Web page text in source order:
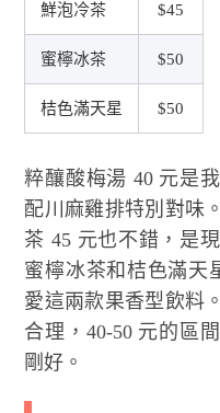
鮮泡冷茶 $45
蜜檸冰茶 $50
桔色滿天星 $50
粹釀酸梅湯 40 元是
配川麻雞排特別對味
茶 45 元也不錯，是
蜜檸冰茶和桔色滿天
愛這兩款果香型飲料
合理，40-50 元的區
剛好。